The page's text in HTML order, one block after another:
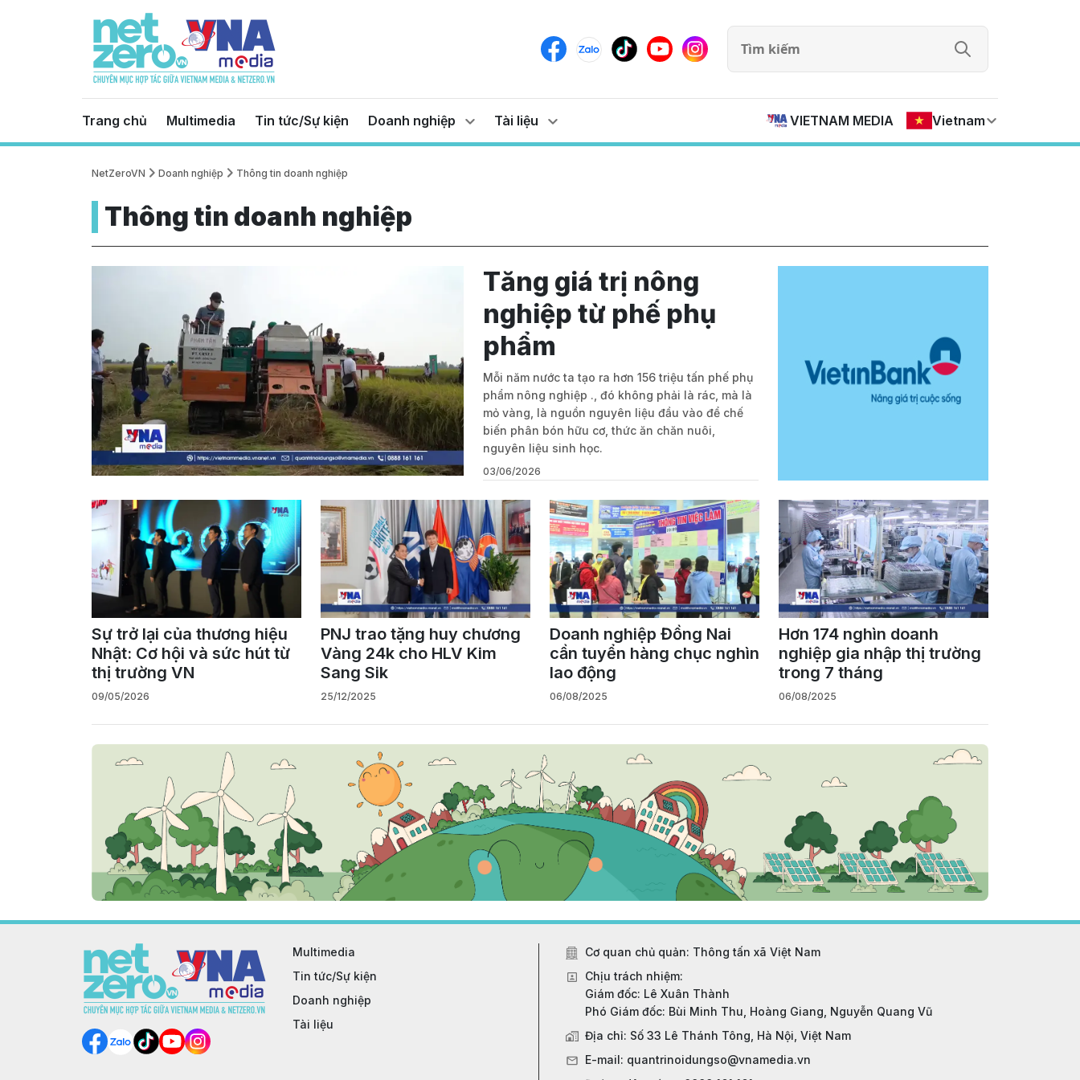
Trang chủ Multimedia Tin tức/Sự kiện Doanh nghiệp Tài liệu VIETNAM MEDIA Vietnam
NetZeroVN Doanh nghiệp Thông tin doanh nghiệp
Thông tin doanh nghiệp
Tăng giá trị nông
nghiệp từ phế phụ
phẩm
Mỗi năm nước ta tạo ra hơn 156 triệu tấn phế phụ
phẩm nông nghiệp ., đó không phải là rác, mà là
mỏ vàng, là nguồn nguyên liệu đầu vào để chế
biến phân bón hữu cơ, thức ăn chăn nuôi,
nguyên liệu sinh học.
03/06/2026
Sự trở lại của thương hiệu
Nhật: Cơ hội và sức hút từ
thị trường VN
09/05/2026
PNJ trao tặng huy chương
Vàng 24k cho HLV Kim
Sang Sik
25/12/2025
Doanh nghiệp Đồng Nai
cần tuyển hàng chục nghìn
lao động
06/08/2025
Hơn 174 nghìn doanh
nghiệp gia nhập thị trường
trong 7 tháng
06/08/2025
Multimedia
Tin tức/Sự kiện
Doanh nghiệp
Tài liệu
Cơ quan chủ quản: Thông tấn xã Việt Nam
Chịu trách nhiệm:
Giám đốc: Lê Xuân Thành
Phó Giám đốc: Bùi Minh Thu, Hoàng Giang, Nguyễn Quang Vũ
Địa chỉ: Số 33 Lê Thánh Tông, Hà Nội, Việt Nam
E-mail: quantrinoidungso@vnamedia.vn